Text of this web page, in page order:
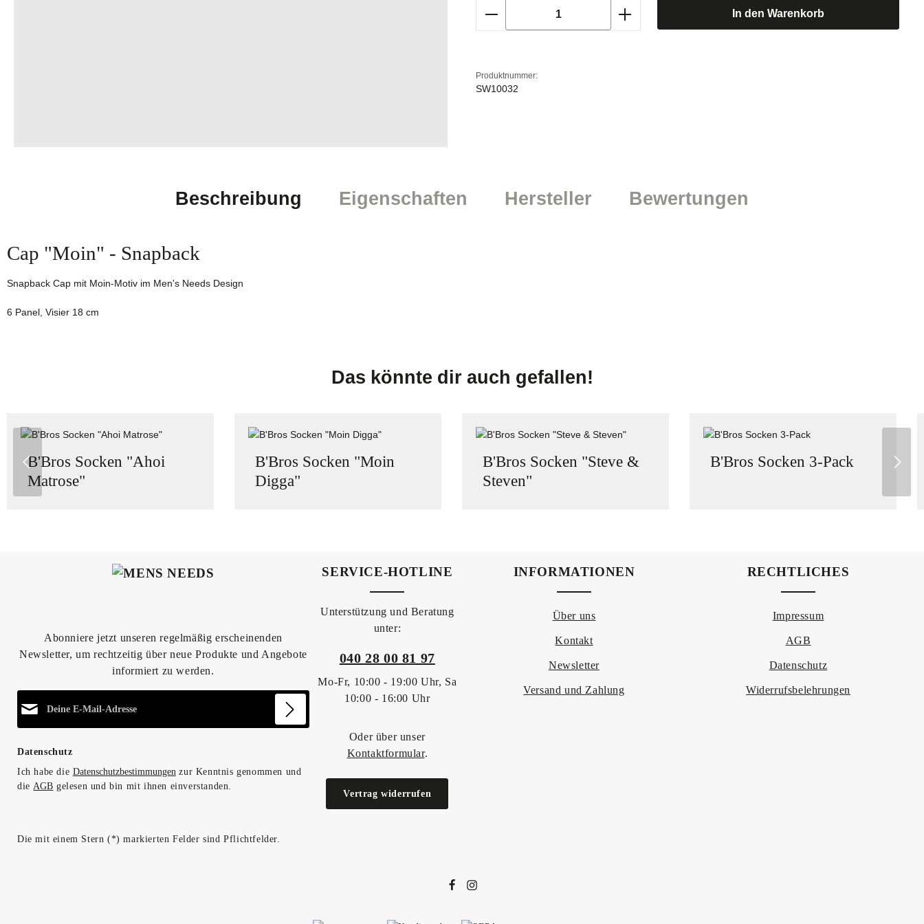
Produkt Anzahl: Gib den gewünschten Wert ein oder
In den Warenkorb
Produktnummer:
SW10032
Beschreibung Eigenschaften Hersteller Bewertungen
Cap "Moin" - Snapback
Snapback Cap mit Moin-Motiv im Men's Needs Design
6 Panel, Visier 18 cm
Das könnte dir auch gefallen!
B'Bros Socken "Ahoi
Matrose"
B'Bros Socken "Moin
Digga"
B'Bros Socken "Steve &
Steven"
B'Bros Socken 3-Pack
Abonniere jetzt unseren regelmäßig erscheinenden
Newsletter, um rechtzeitig über neue Produkte und Angebote
informiert zu werden.
Datenschutz
Ich habe die Datenschutzbestimmungenzur Kenntnis genommen und
dieAGB gelesen und bin mit ihnen einverstanden.
Die mit einem Stern (*) markierten Felder sind Pflichtfelder.
SERVICE-HOTLINE
Unterstützung und Beratung
unter:
040 28 00 81 97
Mo-Fr, 10:00 - 19:00 Uhr, Sa
10:00 - 16:00 Uhr
Oder über unser
Kontaktformular.
Vertrag widerrufen
INFORMATIONEN
Über uns
Kontakt
Newsletter
Versand und Zahlung
RECHTLICHES
Impressum
AGB
Datenschutz
Widerrufsbelehrungen